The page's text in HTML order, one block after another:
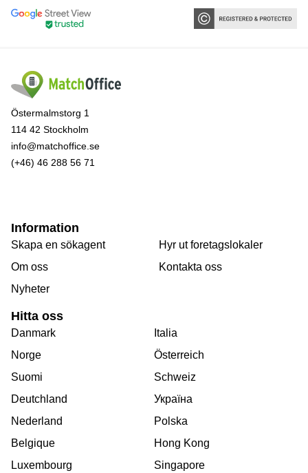
Östermalmstorg 1
114 42 Stockholm
info@matchoffice.se
(+46) 46 288 56 71
Information
Skapa en sökagent
Om oss
Nyheter
Hyr ut foretagslokaler
Kontakta oss
Hitta oss
Danmark
Norge
Suomi
Deutchland
Nederland
Belgique
Luxembourg
Italia
Österreich
Schweiz
Україна
Polska
Hong Kong
Singapore